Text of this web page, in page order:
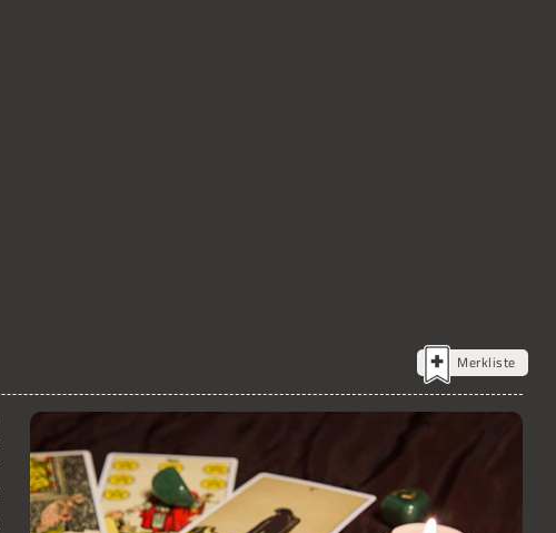
Merkliste